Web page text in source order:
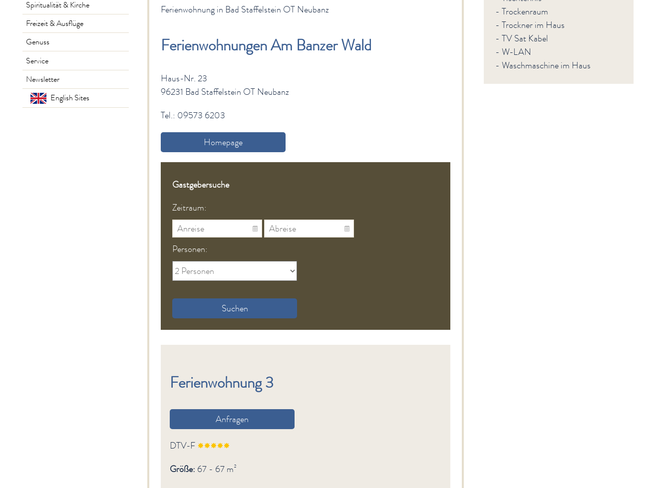
Spiritualität & Kirche
Freizeit & Ausflüge
Genuss
Service
Newsletter
English Sites
Ferienwohnung in Bad Staffelstein OT Neubanz
Ferienwohnungen Am Banzer Wald
Haus-Nr. 23
96231 Bad Staffelstein OT Neubanz
Tel.: 09573 6203
Homepage
Gastgebersuche
Zeitraum:
Personen:
Suchen
Ferienwohnung 3
Anfragen
DTV-F
Größe: 67 - 67 m²
- Trockenraum
- Trockner im Haus
- TV Sat Kabel
- W-LAN
- Waschmaschine im Haus